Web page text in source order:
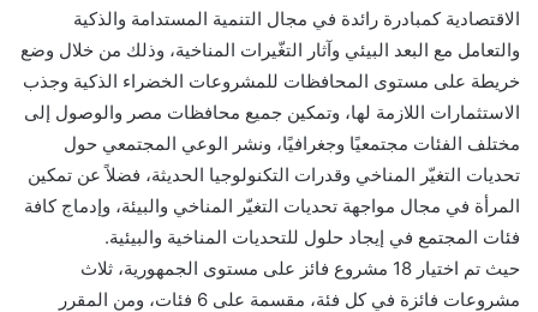
الاقتصادية كمبادرة رائدة في مجال التنمية المستدامة والذكية
والتعامل مع البعد البيئي وآثار التغّيرات المناخية، وذلك من خلال وضع
خريطة على مستوى المحافظات للمشروعات الخضراء الذكية وجذب
الاستثمارات اللازمة لها، وتمكين جميع محافظات مصر والوصول إلى
مختلف الفئات مجتمعيًا وجغرافيًا، ونشر الوعي المجتمعي حول
تحديات التغيّر المناخي وقدرات التكنولوجيا الحديثة، فضلاً عن تمكين
المرأة في مجال مواجهة تحديات التغيّر المناخي والبيئة، وإدماج كافة
فئات المجتمع في إيجاد حلول للتحديات المناخية والبيئية.
حيث تم اختيار 18 مشروع فائز على مستوى الجمهورية، ثلاث
مشروعات فائزة في كل فئة، مقسمة على 6 فئات، ومن المقرر